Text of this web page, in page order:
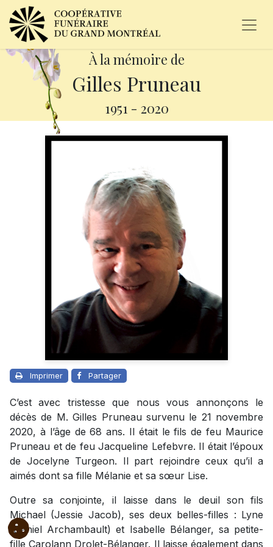
À la mémoire de
Gilles Pruneau
1951 - 2020
Imprimer Partager
C’est avec tristesse que nous vous annonçons le
décès de M. Gilles Pruneau survenu le 21 novembre
2020, à l’âge de 68 ans. Il était le fils de feu Maurice
Pruneau et de feu Jacqueline Lefebvre. Il était l’époux
de Jocelyne Turgeon. Il part rejoindre ceux qu’il a
aimés dont sa fille Mélanie et sa sœur Lise.
Outre sa conjointe, il laisse dans le deuil son fils
Michael (Jessie Jacob), ses deux belles-filles : Lyne
(Daniel Archambault) et Isabelle Bélanger, sa petite-
fille Carolann Drolet-Bélanger. Il laisse également dans